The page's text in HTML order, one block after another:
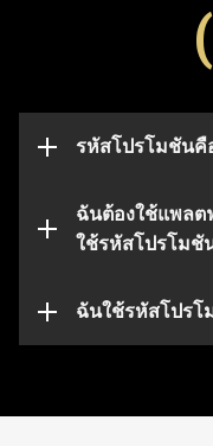
รหัสโปรโมชันคื
ล็อกไอเทมต่าง ๆ ใ
เตอร์ หรืออาวุธ โป
โปรโมชันอาจเชื่อม
กับบัญชีที่ส่งรหัสไปใ
ฉันต้องใช้แพลต
ใช้รหัสโปรโมชั
สามารถกรอกรหัสโ
รับไอเทมได้ไม่ว่าคุ
แต่โปรดทราบว่า รหั
ได้เข้าสู่ระบบด้วยบั
แพลตฟอร์มที่คุณเลื
ฉันใช้รหัสโปรโ
รหัสโปรโมชันที่คุณ
เรื่องไปที่ทีมสนับสนุ